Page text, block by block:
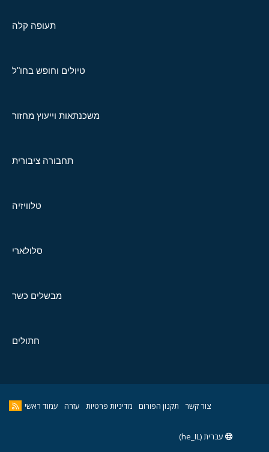
תעופה קלה
טיולים וחופש בחו"ל
משכנתאות וייעוץ מחזור
תחבורה ציבורית
טלוויזיה
סלולארי
מבשלים כשר
חתולים
צור קשר תקנון הפורום מדיניות פרטיות עזרה עמוד ראשי
עברית (he_IL)